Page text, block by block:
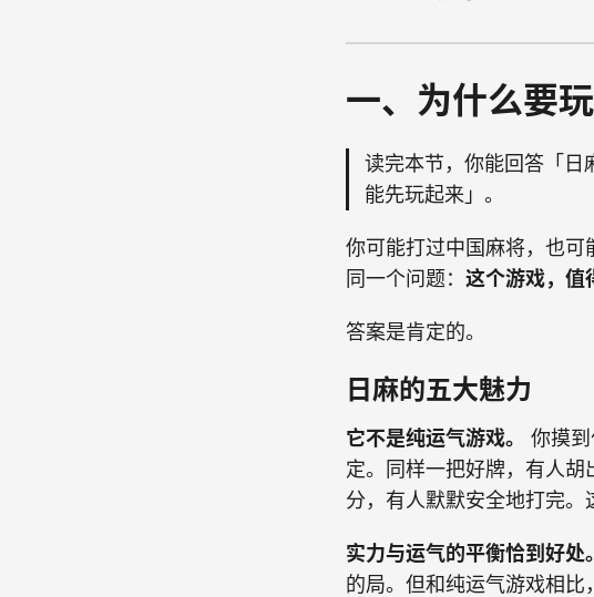
一、为什么要
读完本节，你能回答「日
能先玩起来」。
你可能打过中国麻将，也
同一个问题： 这个游戏，值
答案是肯定的。
日麻的五大魅力
它不是纯运气游戏。
你摸
定。同样一把好牌，有人
分，有人默默安全地打完。
实力与运气的平衡恰到好处。
的局。但和纯运气游戏相